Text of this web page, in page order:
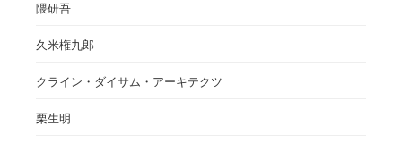
隈研吾
久米権九郎
クライン・ダイサム・アーキテクツ
栗生明